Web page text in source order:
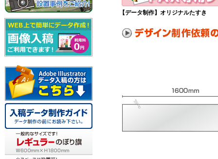
【データ制作】オリジナルたすき